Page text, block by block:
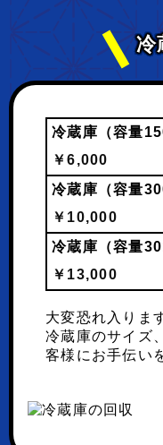
冷
冷蔵庫（容量
￥6,000
冷蔵庫（容量
￥10,000
冷蔵庫（容量
￥13,000
大変恐れ入りま
冷蔵庫のサイズ
客様にお手伝い